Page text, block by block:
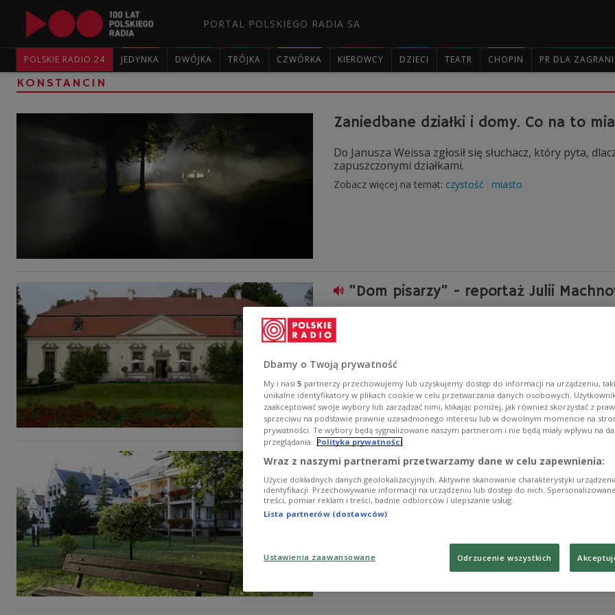
PORTAL POLSKIEGO RADIA SA
POLSKIE RADIO 24 JEDYNKA DWÓJKA TRÓJKA CZWÓRKA KIEROWCY DZIECI TEATR CHOPIN PR DLA
KONSTANCIN
Zaniedbane działki i domy. Co na to
Do Janusza Weissa zgłosił się słuchacz, który pyta,
zapuszczonymi działkami.
Zobacz więcej na temat: czystość miasto
"Dom pisarzy" - reportaż Julii
Historia Domu Pracy Twórczej w Oborach koło Warszawy
Zobacz więcej na temat:
Skolimów. "Tu jest dom. I rodzina, jak
Z wizytą do Domu Artystów Weteranów zabiera nas
pensjonariuszy i towarzyszymy aktywnościom
Zobacz więcej na temat:
Dbamy o Twoją prywatność
My i nasi 5 partnerzy przechowujemy lub uzyskujemy dostęp do informacji na urządzeniu,
unikalne identyfikatory w plikach cookie w celu przetwarzania danych osobowych.
zaakceptować swoje wybory lub zarządzać nimi, klikając poniżej, jak również skorzystać z
sprzeciwu na podstawie prawnie uzasadnionego interesu lub w dowolnym momencie na
prywatności. Te wybory będą sygnalizowane naszym partnerom i nie będą miały wpływu na
przeglądania. Polityka prywatności
Wraz z naszymi partnerami przetwarzamy dane w celu zapewnienia:
Użycie dokładnych danych geolokalizacyjnych. Aktywne skanowanie charakterystyki
identyfikacji. Przechowywanie informacji na urządzeniu lub dostęp do nich.
treści, pomiar reklam i treści, badnie odbiorców i ulepszanie usług.
Lista partnerów (dostawców)
Ustawienia zaawansowane Odrzucenie wszystkich